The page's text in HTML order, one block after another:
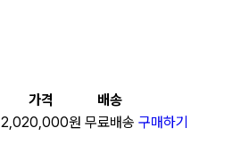
가격
배송
2,020,000원 무료배송 구매하기